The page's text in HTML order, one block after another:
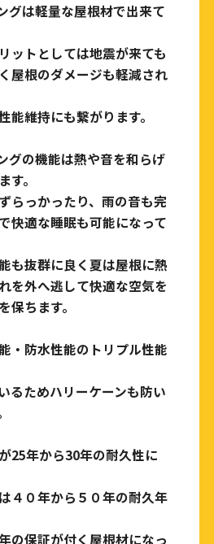
グは軽量な屋根材で出来て
ットとしては地震が来ても
屋根のダメージも軽減され
能維持にも繋がります。
グの機能は熱や音を和らげ
す。
らっかったり、雨の音も完
快適な睡眠も可能になって
も抜群に良く夏は屋根に熱
を外へ逃して快適な空気を
保ちます。
・防水性能のトリプル性能
るためハリーケーンも防い
25年から30年の耐久性に
４０年から５０年の耐久年
の保証が付く屋根材になっ